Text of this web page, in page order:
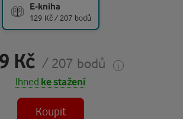
E-kniha
129 Kč / 207 bodů
Kč / 207 bodů
Ihned ke stažení
Koupit